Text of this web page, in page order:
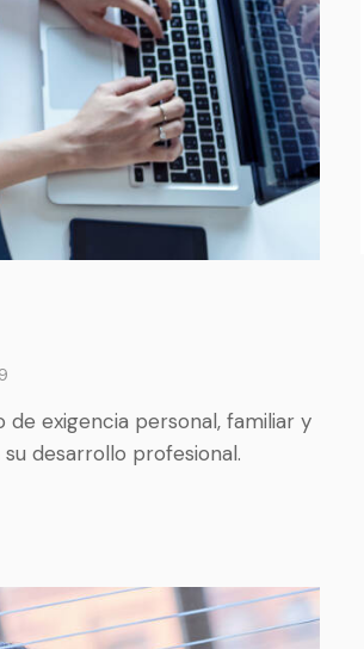
exigencia personal, familiar y
desarrollo profesional.